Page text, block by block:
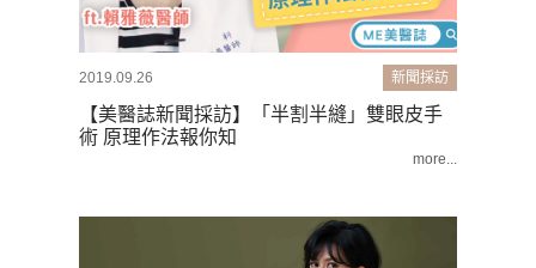
新聞採訪
2019.09.26
【美醫誌新聞採訪】「半割半縫」雙眼皮手
術 原理作法報你知
more...